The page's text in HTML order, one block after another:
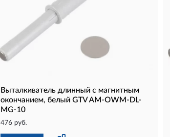
Выталкиватель длинный с магнитным
окончанием, белый GTV AM-OWM-DL-
MG-10
476 руб.